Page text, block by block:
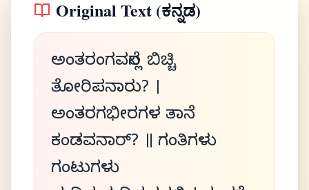
Original Text (ಕನ್ನಡ)
ಅಂತರಂಗವನೆಲ್ಲ ಬಿಚ್ಚಿ
ತೋರಿಪನಾರು? ।
ಅಂತರಗಭೀರಗಳ ತಾನೆ
ಕಂಡವನಾರ್? ॥ ಗಂತಿಗಳು
ಗಂಟುಗಳು